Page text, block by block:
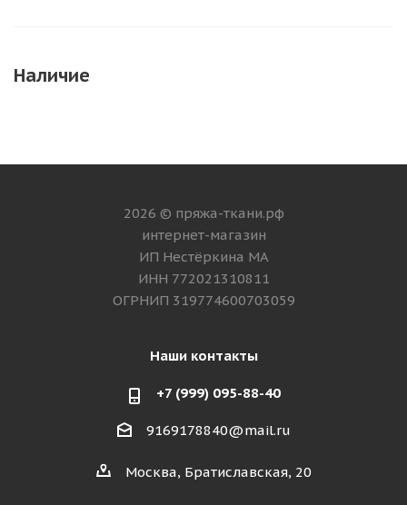
Наличие
2026 © пряжа-ткани.рф
интернет-магазин
ИП Нестёркина МА
ИНН 772021310811
ОГРНИП 319774600703059
Наши контакты
+7 (999) 095-88-40
9169178840@mail.ru
Москва, Братиславская, 20